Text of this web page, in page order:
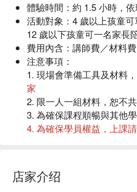
黏土手作特性
黏土特性
在眾多手工藝材料中，它具備
由自在地變化出各種不同的造
很大的發揮空間！
黏土，也是一種沒有年齡限制
采的作品。
體驗時間 ：約 1.5 小時，
活動對象 ：4 歲以上孩童
12 歲以下孩童可一名家長
費用內含 ：講師費／材料
注意事項：
1. 現場會準備工具及材料，
家
2. 限一人一組材料，恕不
3. 為確保課程順暢與其他
4. 為確保學員權益，上課
活動成行
店家介绍